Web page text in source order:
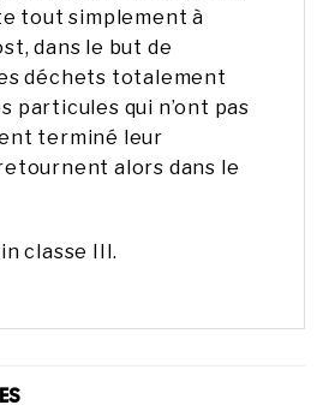
tout simplement à
dans le but de
déchets totalement
particules qui n’ont pas
terminé leur
alors dans le
classe III.